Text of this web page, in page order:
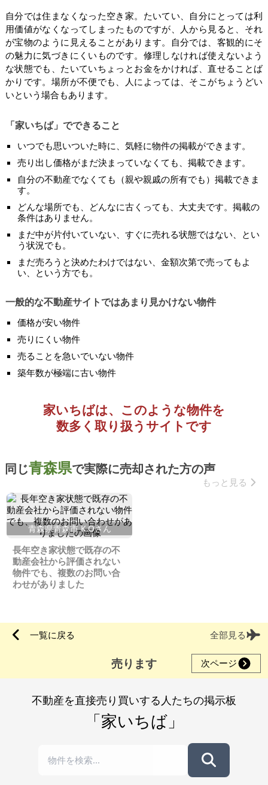
自分では住まなくなった空き家。たいてい、自分にとっては利
用価値がなくなってしまったものですが、人から見ると、それ
が宝物のように見えることがあります。自分では、客観的にそ
の魅力に気づきにくいものです。修理しなければ使えないよう
な状態でも、たいていちょっとお金をかければ、直せることば
かりです。場所が不便でも、人によっては、そこがちょうどい
いという場合もあります。
「家いちば」でできること
いつでも思いついた時に、気軽に物件の掲載ができます。
売り出し価格がまだ決まっていなくても、掲載できます。
自分の不動産でなくても（親や親戚の所有でも）掲載できま
す。
どんな場所でも、どんなに古くっても、大丈夫です。掲載の
条件はありません。
まだ中が片付いていない、すぐに売れる状態ではない、とい
う状況でも。
まだ売ろうと決めたわけではない、金額次第で売ってもよ
い、という方でも。
一般的な不動産サイトではあまり見かけない物件
価格が安い物件
売りにくい物件
売ることを急いでいない物件
築年数が極端に古い物件
家いちばは、このような物件を
数多く取り扱うサイトです
同じ青森県で実際に売却された方の声
もっと見る
青森県青森市 K.Oさん
長年空き家状態で既存の不
動産会社から評価されない
物件でも、複数のお問い合
わせがありました
一覧に戻る 全部見る
売ります 次ページ
不動産を直接売り買いする人たちの掲示板
「家いちば」